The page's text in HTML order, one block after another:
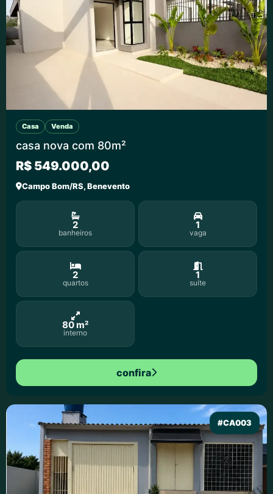
Casa Venda
casa nova com 80m²
R$ 549.000,00
Campo Bom/RS, Benevento
2
banheiros
1
vaga
2
quartos
1
suíte
80 m²
interno
confira
#CA003